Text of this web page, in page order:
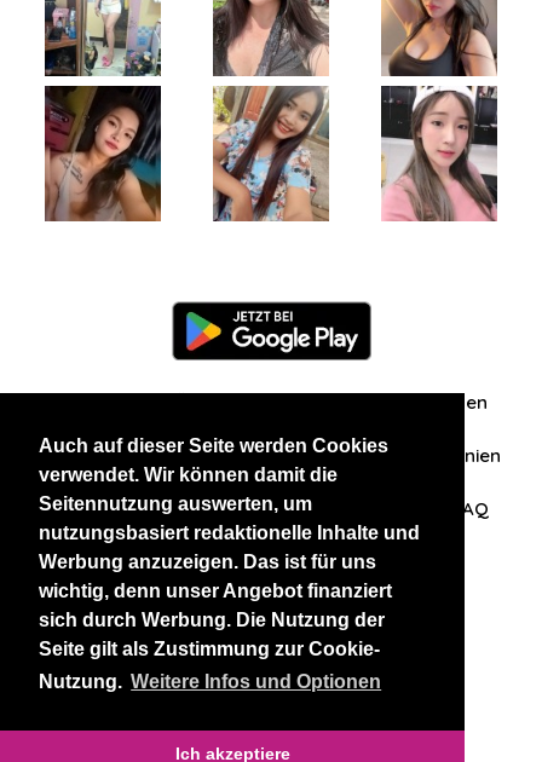
Auch auf dieser Seite werden Cookies
verwendet. Wir können damit die
Seitennutzung auswerten, um
nutzungsbasiert redaktionelle Inhalte und
Werbung anzuzeigen. Das ist für uns
wichtig, denn unser Angebot finanziert
sich durch Werbung. Die Nutzung der
Seite gilt als Zustimmung zur Cookie-
Nutzung. Weitere Infos und Optionen
Ich akzeptiere
Zuschriften/Erfahrungen
Datenschutzerklärung AGB Datenschutzrichtlinien
Nehmen Sie Kontakt mit uns auf FAQ
Unsere anderen Websites
BlackAndBeauties RussianKisses